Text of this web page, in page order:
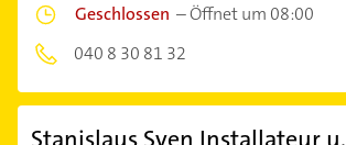
Geschlossen –Öffnet um 08:00
040 8 30 81 32